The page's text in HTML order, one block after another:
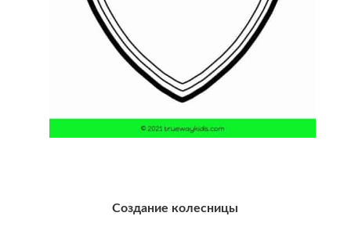
Создание колесницы